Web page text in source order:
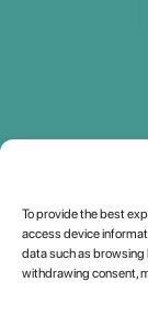
To provide the best
access device
data such as browsing
withdrawing consent,